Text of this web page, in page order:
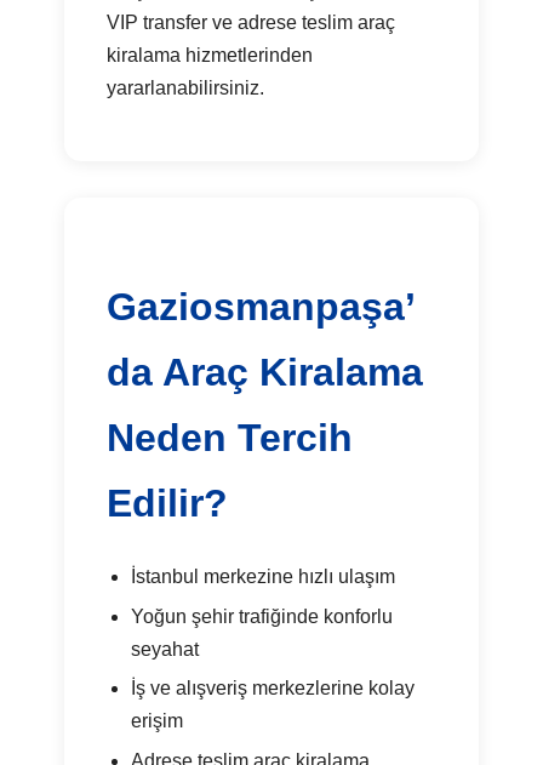
VIP transfer ve adrese teslim araç
kiralama hizmetlerinden
yararlanabilirsiniz.
Gaziosmanpaşa’
da Araç Kiralama
Neden Tercih
Edilir?
İstanbul merkezine hızlı ulaşım
Yoğun şehir trafiğinde konforlu
seyahat
İş ve alışveriş merkezlerine kolay
erişim
Adrese teslim araç kiralama